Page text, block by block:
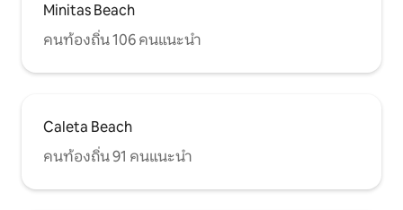
Minitas Beach
คนท้องถิ่น 106 คนแนะนำ
Caleta Beach
คนท้องถิ่น 91 คนแนะนำ